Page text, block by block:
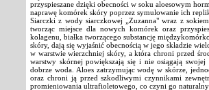
przyspieszane dzięki obecności w soku aloesowym
naprawę komórek skóry poprzez symulowanie ich
Siarczki z wody siarczkowej „Zuzanna" wraz z
tworząc miejsce dla nowych komórek oraz
kolagenu, białka tworzącego substancję
skóry, dają się wyjaśnić obecnością w jego składzie
w warstwie wierzchniej skóry, a która chroni przed
warstwy skórnej powiększają się i nie osiągają
dobrze woda. Aloes zatrzymując wodę w skórze,
oraz chroni ją przed szkodliwymi czynnikami
promieniowania ultrafioletowego, co czyni go